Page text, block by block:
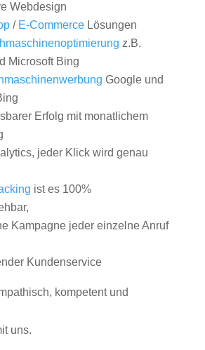
Webdesign
/ E-CommerceLösungen
z.B.
Microsoft Bing
Google und
Erfolg mit monatlichem
jeder Klick wird genau
ist es 100%
Kampagne jeder einzelne Anruf
Kundenservice
kompetent und
uns.